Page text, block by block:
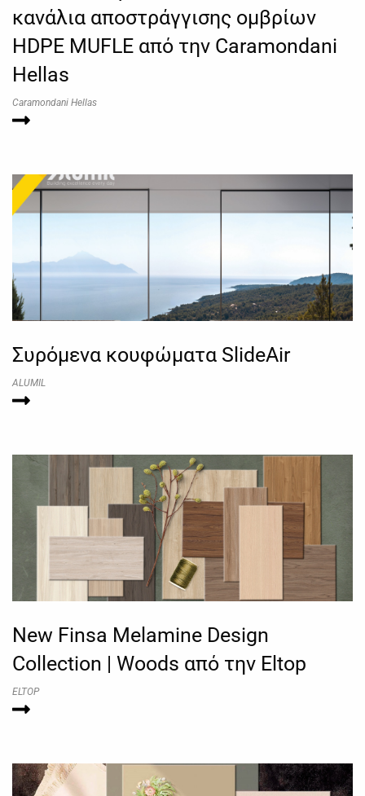
κανάλια αποστράγγισης ομβρίων
HDPE MUFLE από την Caramondani
Hellas
Caramondani Hellas
Συρόμενα κουφώματα SlideAir
ALUMIL
New Finsa Melamine Design
Collection | Woods από την Eltop
ELTOP